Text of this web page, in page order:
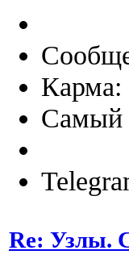
Карма:
Самый
Re: Узлы.